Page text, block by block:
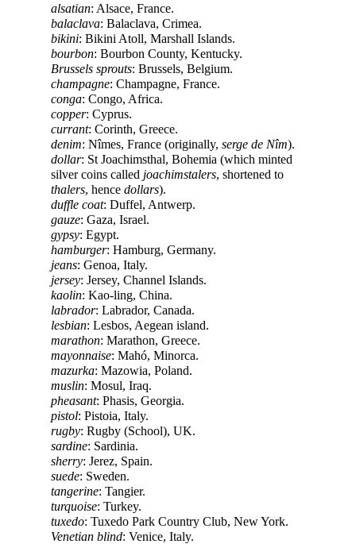
alsatian: Alsace, France.
balaclava: Balaclava, Crimea.
bikini: Bikini Atoll, Marshall Islands.
bourbon: Bourbon County, Kentucky.
Brussels sprouts: Brussels, Belgium.
champagne: Champagne, France.
conga: Congo, Africa.
copper: Cyprus.
currant: Corinth, Greece.
denim: Nîmes, France (originally, serge de Nîm).
dollar: St Joachimsthal, Bohemia (which minted
silver coins called joachimstalers, shortened to
thalers, hence dollars).
duffle coat: Duffel, Antwerp.
gauze: Gaza, Israel.
gypsy: Egypt.
hamburger: Hamburg, Germany.
jeans: Genoa, Italy.
jersey: Jersey, Channel Islands.
kaolin: Kao-ling, China.
labrador: Labrador, Canada.
lesbian: Lesbos, Aegean island.
marathon: Marathon, Greece.
mayonnaise: Mahó, Minorca.
mazurka: Mazowia, Poland.
muslin: Mosul, Iraq.
pheasant: Phasis, Georgia.
pistol: Pistoia, Italy.
rugby: Rugby (School), UK.
sardine: Sardinia.
sherry: Jerez, Spain.
suede: Sweden.
tangerine: Tangier.
turquoise: Turkey.
tuxedo: Tuxedo Park Country Club, New York.
Venetian blind: Venice, Italy.